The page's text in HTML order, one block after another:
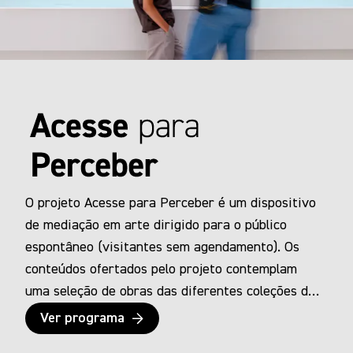
O projeto Acesse para Perceber é um dispositivo
de mediação em arte dirigido para o público
espontâneo (visitantes sem agendamento). Os
conteúdos ofertados pelo projeto contemplam
uma seleção de obras das diferentes coleções de
artes visuais, arquitetura e design, cinco dessas
obras possuem também a versão do conteúdo em
Ver programa